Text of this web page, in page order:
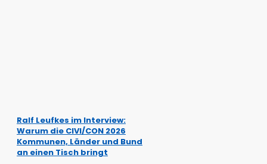
Ralf Leufkes im Interview:
Warum die CIVI/CON 2026
Kommunen, Länder und Bund
an einen Tisch bringt